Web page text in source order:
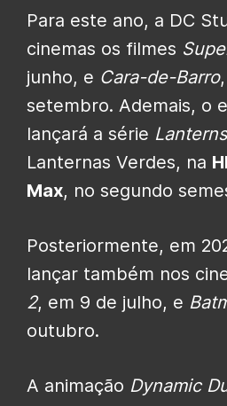
Para este ano, a DC
cinemas os filmes
junho, e Cara-de-Barro
setembro. Ademais, o
lançará a série Lanterns
Lanternas Verdes, na
Max, no segundo
Posteriormente, em
lançar também nos
2, em 9 de julho, e
outubro.
A animação Dynamic